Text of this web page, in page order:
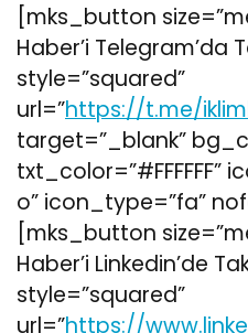
[mks_button
Haber’i Telegram’da
style=”squared”
url=”https://t.me/
target=”_blank”
o” icon_type=”fa”
[mks_button
Haber’i Linkedin’de
style=”squared”
url=”https://